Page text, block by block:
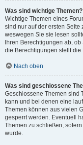
Was sind wichtige Themen?
Wichtige Themen eines
sind nur auf der ersten
weswegen Sie sie lesen
Ihren Berechtigungen ab,
die Berechtigungen stellt
Nach oben
Was sind geschlossene
Geschlossene Themen sind
kann und bei denen eine
Themen können aus vielen
gesperrt werden. Eventuell
Themen zu schließen,
wurde.